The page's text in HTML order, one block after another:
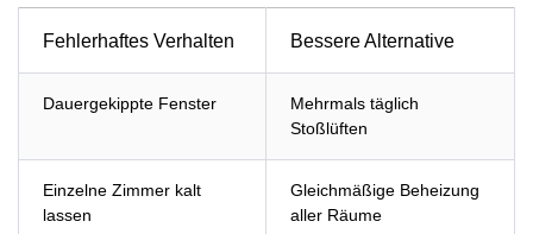
Fehlerhaftes Verhalten Bessere Alternative
Dauergekippte Fenster
Mehrmals täglich
Stoßlüften
Einzelne Zimmer kalt
lassen
Gleichmäßige Beheizung
aller Räume